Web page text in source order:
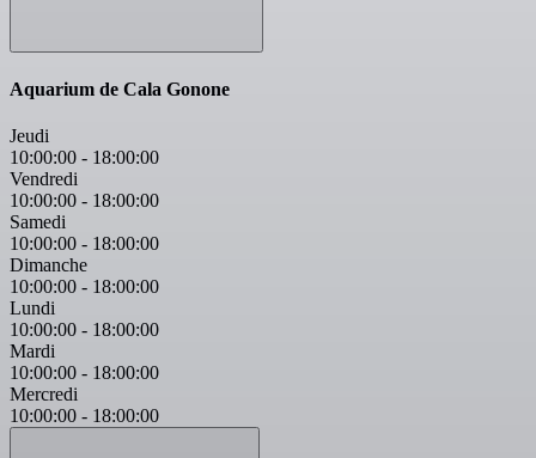
Aquarium de Cala Gonone
Jeudi
10:00:00 - 18:00:00
Vendredi
10:00:00 - 18:00:00
Samedi
10:00:00 - 18:00:00
Dimanche
10:00:00 - 18:00:00
Lundi
10:00:00 - 18:00:00
Mardi
10:00:00 - 18:00:00
Mercredi
10:00:00 - 18:00:00